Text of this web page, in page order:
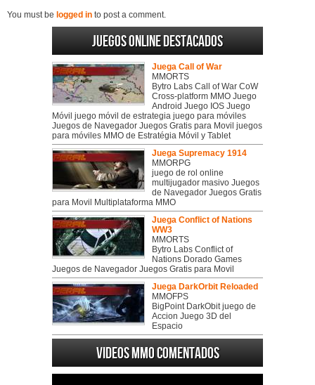
You must be logged in to post a comment.
Juegos online destacados
Juega Call of War
MMORTS
Bytro Labs Call of War CoW
Cross-platform MMO Juego
Android Juego IOS Juego
Móvil juego móvil de estrategia juego para móviles
Juegos de Navegador Juegos Gratis para Movil juegos
para móviles MMO de Estratégia Móvil y Tablet
Juega Supremacy 1914
MMORPG
juego de rol online
multijugador masivo Juegos
de Navegador Juegos Gratis
para Movil Multiplataforma MMO
Juega Conflict of Nations
WW3
MMORTS
Bytro Labs Conflict of
Nations Dorado Games
Juegos de Navegador Juegos Gratis para Movil
Juega DarkOrbit Reloaded
MMOFPS
BigPoint DarkObit juego de
Accion Juego 3D del
Espacio
Videos MMO Comentados